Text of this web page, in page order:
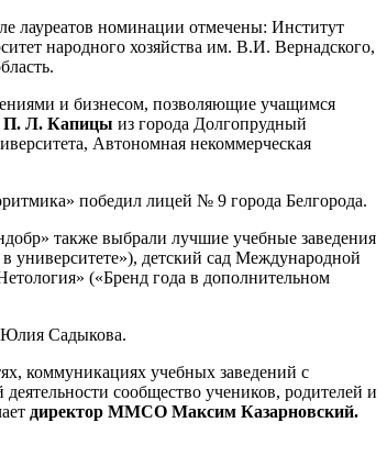
лауреатов номинации отмечены: Институт
народного хозяйства им. В.И. Вернадского,
и бизнесом, позволяющие учащимся
П. Л. Капицы из города Долгопрудный
Автономная некоммерческая
победил лицей № 9 города Белгорода.
также выбрали лучшие учебные заведения
университете»), детский сад Международной
(«Бренд года в дополнительном
Юлия Садыкова.
коммуникациях учебных заведений с
сообщество учеников, родителей и
директор ММСО Максим Казарновский.